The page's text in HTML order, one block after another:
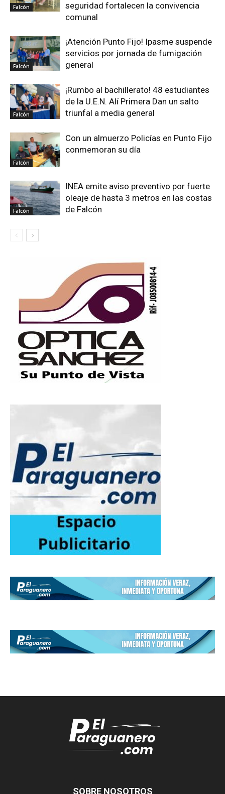
Falcón
seguridad fortalecen la convivencia
comunal
Falcón
¡Atención Punto Fijo! Ipasme suspende
servicios por jornada de fumigación
general
Falcón
¡Rumbo al bachillerato! 48 estudiantes
de la U.E.N. Alí Primera Dan un salto
triunfal a media general
Falcón
Con un almuerzo Policías en Punto Fijo
conmemoran su día
Falcón
INEA emite aviso preventivo por fuerte
oleaje de hasta 3 metros en las costas
de Falcón
SOBRE NOSOTROS